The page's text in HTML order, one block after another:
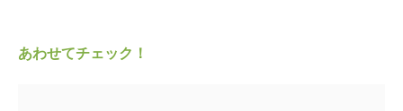
あわせてチェック！